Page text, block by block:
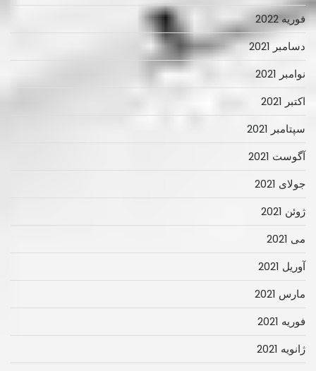
فوریه 2022
دسامبر 2021
نوامبر 2021
اکتبر 2021
سپتامبر 2021
آگوست 2021
جولای 2021
ژوئن 2021
می 2021
آوریل 2021
مارس 2021
فوریه 2021
ژانویه 2021